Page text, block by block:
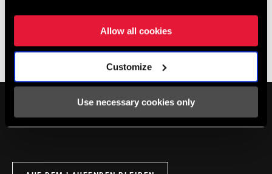
Allow all cookies
Customize
Use necessary cookies only
SERVICE